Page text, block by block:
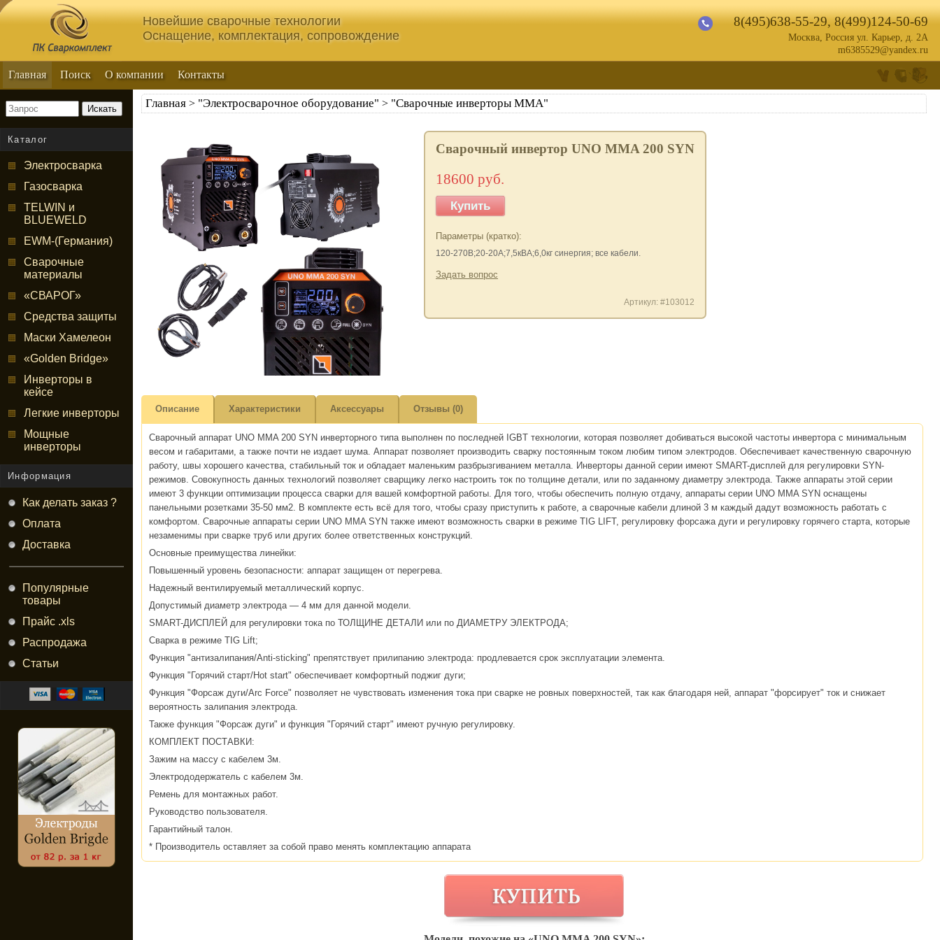
Новейшие сварочные технологии
Оснащение, комплектация, сопровождение
8(495)638-55-29,8(499)124-50-69
Москва, Россия ул. Карьер, д. 2А
m6385529@yandex.ru
Главная Поиск О компании Контакты
Искать
Каталог
Электросварка
Газосварка
TELWIN и
BLUEWELD
EWM-(Германия)
Сварочные
материалы
«СВАРОГ»
Средства защиты
Маски Хамелеон
«Golden Bridge»
Инверторы в
кейсе
Легкие инверторы
Мощные
инверторы
Информация
Как делать заказ ?
Оплата
Доставка
Популярные
товары
Прайс .xls
Распродажа
Статьи
Главная > "Электросварочное оборудование" > "Сварочные инверторы ММА"
Сварочный инвертор UNO MMA 200 SYN
18600 руб.
Купить
Параметры (кратко):
120-270В;20-20А;7,5кВА;6,0кг синергия; все кабели.
Задать вопрос
Артикул: #103012
Описание Характеристики Аксессуары Отзывы (0)
Сварочный аппарат UNO MMA 200 SYN инверторного типа выполнен по последней IGBT технологии, которая позволяет добиваться высокой частоты инвертора с минимальным
весом и габаритами, а также почти не издает шума. Аппарат позволяет производить сварку постоянным током любим типом электродов. Обеспечивает качественную сварочную
работу, швы хорошего качества, стабильный ток и обладает маленьким разбрызгиванием металла. Инверторы данной серии имеют SMART-дисплей для регулировки SYN-
режимов. Совокупность данных технологий позволяет сварщику легко настроить ток по толщине детали, или по заданному диаметру электрода. Также аппараты этой серии
имеют 3 функции оптимизации процесса сварки для вашей комфортной работы. Для того, чтобы обеспечить полную отдачу, аппараты серии UNO MMA SYN оснащены
панельными розетками 35-50 мм2. В комплекте есть всё для того, чтобы сразу приступить к работе, а сварочные кабели длиной 3 м каждый дадут возможность работать с
комфортом. Сварочные аппараты серии UNO MMA SYN также имеют возможность сварки в режиме TIG LIFT, регулировку форсажа дуги и регулировку горячего старта, которые
незаменимы при сварке труб или других более ответственных конструкций.
Основные преимущества линейки:
Повышенный уровень безопасности: аппарат защищен от перегрева.
Надежный вентилируемый металлический корпус.
Допустимый диаметр электрода — 4 мм для данной модели.
SMART-ДИСПЛЕЙ для регулировки тока по ТОЛЩИНЕ ДЕТАЛИ или по ДИАМЕТРУ ЭЛЕКТРОДА;
Сварка в режиме TIG Lift;
Функция "антизалипания/Anti-sticking" препятствует прилипанию электрода: продлевается срок эксплуатации элемента.
Функция "Горячий старт/Hot start" обеспечивает комфортный поджиг дуги;
Функция "Форсаж дуги/Arc Force" позволяет не чувствовать изменения тока при сварке не ровных поверхностей, так как благодаря ней, аппарат "форсирует" ток и снижает
вероятность залипания электрода.
Также функция "Форсаж дуги" и функция "Горячий старт" имеют ручную регулировку.
КОМПЛЕКТ ПОСТАВКИ:
Зажим на массу с кабелем 3м.
Электрододержатель с кабелем 3м.
Ремень для монтажных работ.
Руководство пользователя.
Гарантийный талон.
* Производитель оставляет за собой право менять комплектацию аппарата